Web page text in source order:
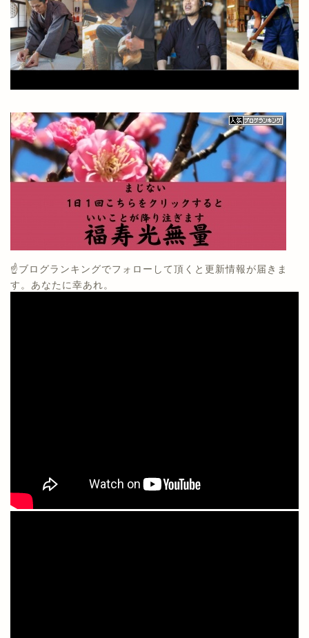
☝️ブログランキングでフォローして頂くと更新情報が届きま
す。あなたに幸あれ。